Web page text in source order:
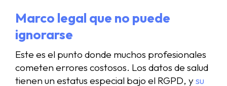
Marco legal que no puede
ignorarse
Este es el punto donde muchos profesionales
cometen errores costosos. Los datos de salud
tienen un estatus especial bajo el RGPD, ysu